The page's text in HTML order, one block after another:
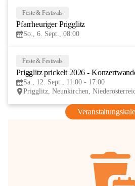
Feste & Festivals
Pfarrheuriger Prigglitz
So., 6. Sept., 08:00
Feste & Festivals
Prigglitz prickelt 2026 -
Sa., 12. Sept., 11:00 - 17:00
Prigglitz, Neunkirchen,